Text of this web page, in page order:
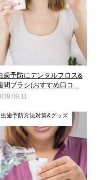
歯予防にデンタルフロス&
間ブラシ(おすすめ口コ...
虫歯予防方法対策&グッズ